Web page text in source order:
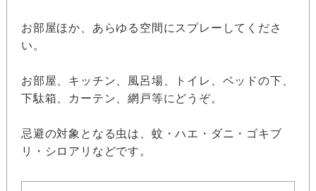
お部屋ほか、あらゆる空間にスプレーしてくださ
い。
お部屋、キッチン、風呂場、トイレ、ベッドの下、
下駄箱、カーテン、網戸等にどうぞ。
忌避の対象となる虫は、蚊・ハエ・ダニ・ゴキブ
リ・シロアリなどです。